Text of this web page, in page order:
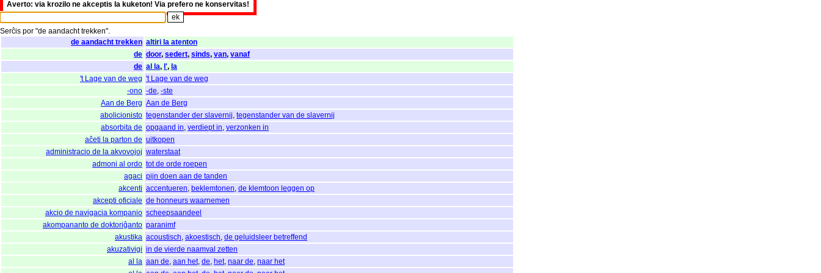
Averto: via krozilo ne akceptis la kuketon! Via prefero ne konservitas!
Serĉis por "de aandacht trekken".
de aandacht trekken altiri la atenton
de door, sedert, sinds, van, vanaf
de al la, l', la
't Lage van de weg 't Lage van de weg
-ono -de -ste
Aan de Berg Aan de Berg
abolicionisto tegenstander der slavernij tegenstander van de slavernij
absorbita de opgaand in verdiept in verzonken in
aĉeti la parton de uitkopen
administracio de la akvovojoj waterstaat
admoni al ordo tot de orde roepen
agaci pijn doen aan de tanden
akcenti accentueren beklemtonen de klemtoon leggen op
akcepti oficiale de honneurs waarnemen
akcio de navigacia kompanio scheepsaandeel
akompananto de doktoriĝanto paranimf
akustika acoustisch akoestisch de geluidsleer betreffend
akuzativigi in de vierde naamval zetten
al la aan de aan het, de het, naar de naar het